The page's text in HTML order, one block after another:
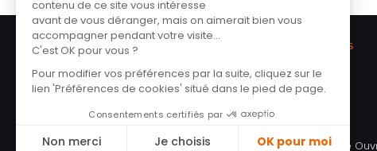
Ton courtier nouvelle génération.
Simple, rapide, humain.
ig
SOLUTIONS
Auto
Flotte
Dommage